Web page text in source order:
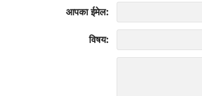
आपका ईमेल
विषय